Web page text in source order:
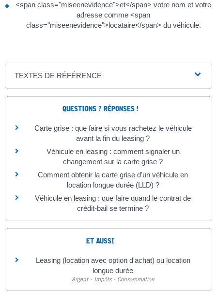
<span class="miseenevidence">et</span> votre nom et votre
adresse comme <span
class="miseenevidence">locataire</span> du véhicule.
TEXTES DE RÉFÉRENCE
QUESTIONS ? RÉPONSES !
Carte grise : que faire si vous rachetez le véhicule
avant la fin du leasing ?
Véhicule en leasing : comment signaler un
changement sur la carte grise ?
Comment obtenir la carte grise d'un véhicule en
location longue durée (LLD) ?
Véhicule en leasing : que faire quand le contrat de
crédit-bail se termine ?
ET AUSSI
Leasing (location avec option d'achat) ou location
longue durée
Argent - Impôts - Consommation